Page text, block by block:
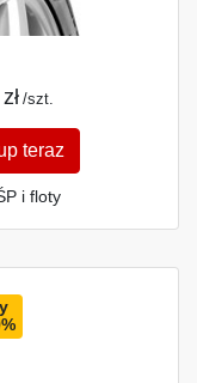
zł /szt.
teraz
i floty